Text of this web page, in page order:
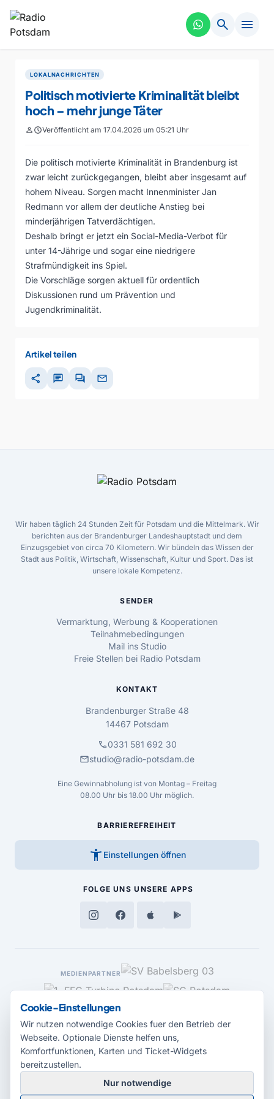
search menu
LOKALNACHRICHTEN
Politisch motivierte Kriminalität bleibt
hoch – mehr junge Täter
personscheduleVeröffentlicht am 17.04.2026 um 05:21 Uhr
Die politisch motivierte Kriminalität in Brandenburg ist
zwar leicht zurückgegangen, bleibt aber insgesamt auf
hohem Niveau. Sorgen macht Innenminister Jan
Redmann vor allem der deutliche Anstieg bei
minderjährigen Tatverdächtigen.
Deshalb bringt er jetzt ein Social-Media-Verbot für
unter 14-Jährige und sogar eine niedrigere
Strafmündigkeit ins Spiel.
Die Vorschläge sorgen aktuell für ordentlich
Diskussionen rund um Prävention und
Jugendkriminalität.
Artikel teilen
share chat forum mail
Wir haben täglich 24 Stunden Zeit für Potsdam und die Mittelmark. Wir
berichten aus der Brandenburger Landeshauptstadt und dem
Einzugsgebiet von circa 70 Kilometern. Wir bündeln das Wissen der
Stadt aus Politik, Wirtschaft, Wissenschaft, Kultur und Sport. Das ist
unsere lokale Kompetenz.
SENDER
Vermarktung, Werbung & Kooperationen
Teilnahmebedingungen
Mail ins Studio
Freie Stellen bei Radio Potsdam
KONTAKT
Brandenburger Straße 48
14467 Potsdam
call0331 581 692 30
mailstudio@radio-potsdam.de
Eine Gewinnabholung ist von Montag – Freitag
08.00 Uhr bis 18.00 Uhr möglich.
BARRIEREFREIHEIT
accessibility_new Einstellungen öffnen
FOLGE UNS UNSERE APPS
MEDIENPARTNER
© 2026 Radio Potsdam. Webseite entwickelt durch dieMedienagentur
Cookie-Einstellungen
Wir nutzen notwendige Cookies fuer den Betrieb der
Webseite. Optionale Dienste helfen uns,
Komfortfunktionen, Karten und Ticket-Widgets
bereitzustellen.
Nur notwendige